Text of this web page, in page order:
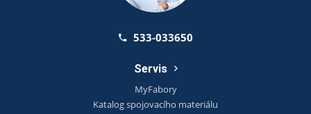
533-033650
Servis
MyFabory
Katalog spojovacího materiálu